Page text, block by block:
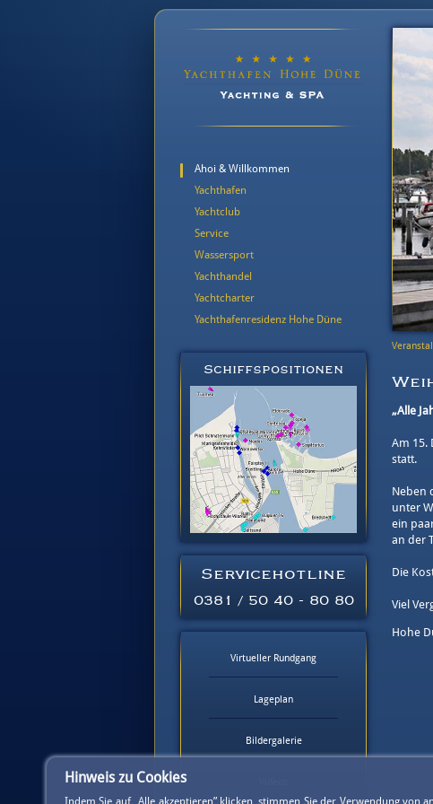
Ahoi & Willkommen
Yachthafen
Yachtclub
Service
Wassersport
Yachthandel
Yachtcharter
Yachthafenresidenz Hohe Düne
Schiffspositionen
Servicehotline
0381 / 50 40 - 80 80
Virtueller Rundgang
Lageplan
Bildergalerie
„Alle
Am 15.
statt.
Neben
unter
ein
an der
Die
Viel
Hohe
Hinweis zu Cookies
Indem Sie auf „Alle akzeptieren” klicken, stimmen Sie der Verwendung